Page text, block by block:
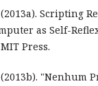
Scripting
as Self-
Press.
"Nenhum